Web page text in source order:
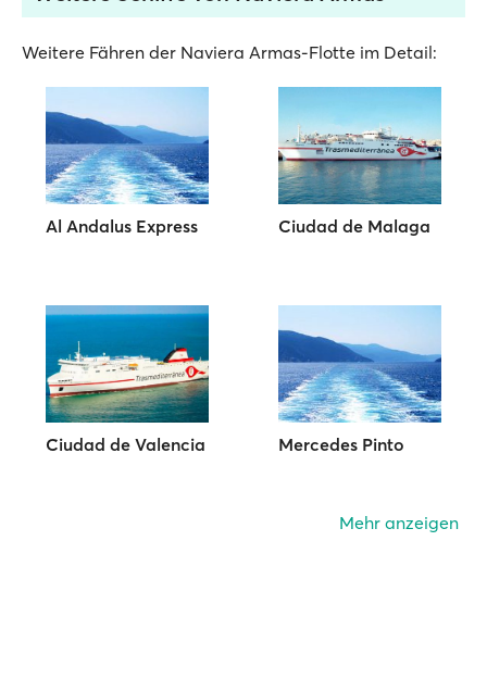
Weitere Fähren der Naviera Armas-Flotte im Detail:
Al Andalus Express Ciudad de Malaga
Ciudad de Valencia Mercedes Pinto
Mehr anzeigen